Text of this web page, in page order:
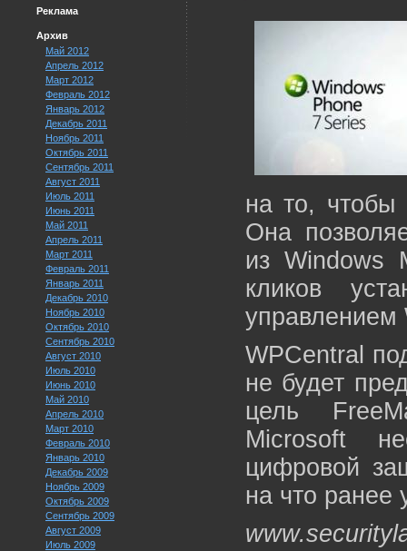
Реклама
Архив
Май 2012
Апрель 2012
Март 2012
Февраль 2012
Январь 2012
Декабрь 2011
Ноябрь 2011
Октябрь 2011
Сентябрь 2011
Август 2011
Июль 2011
Июнь 2011
Май 2011
Апрель 2011
Март 2011
Февраль 2011
Январь 2011
Декабрь 2010
Ноябрь 2010
Октябрь 2010
Сентябрь 2010
Август 2010
Июль 2010
Июнь 2010
Май 2010
Апрель 2010
Март 2010
Февраль 2010
Январь 2010
Декабрь 2009
Ноябрь 2009
Октябрь 2009
Сентябрь 2009
Август 2009
Июль 2009
на то, чтобы
Она
из Windows
кликов
управлением
WPCentral
не будет
цель
Microsoft
цифровой
на что ранее